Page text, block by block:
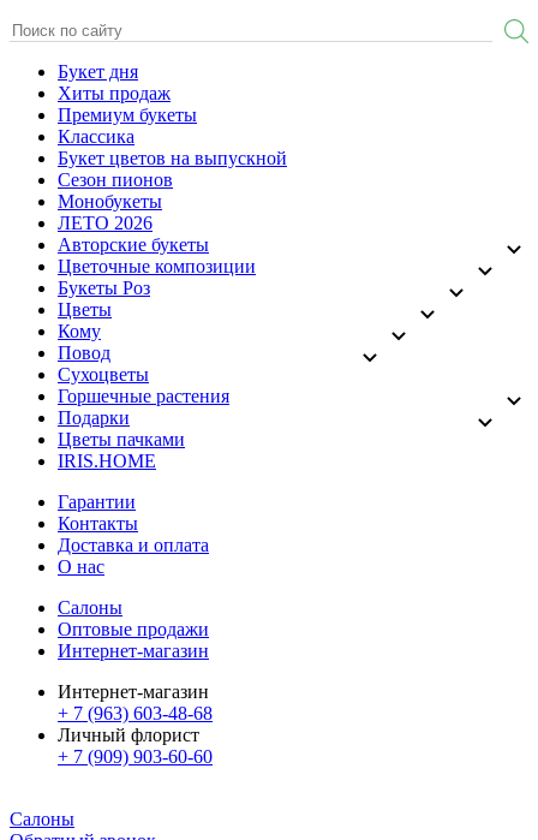
Букет дня
Хиты продаж
Премиум букеты
Классика
Букет цветов на выпускной
Сезон пионов
Монобукеты
ЛЕТО 2026
Авторские букеты
Цветочные композиции
Букеты Роз
Цветы
Кому
Повод
Сухоцветы
Горшечные растения
Подарки
Цветы пачками
IRIS.HOME
Гарантии
Контакты
Доставка и оплата
О нас
Салоны
Оптовые продажи
Интернет-магазин
Интернет-магазин
+ 7 (963) 603-48-68
Личный флорист
+ 7 (909) 903-60-60
Салоны